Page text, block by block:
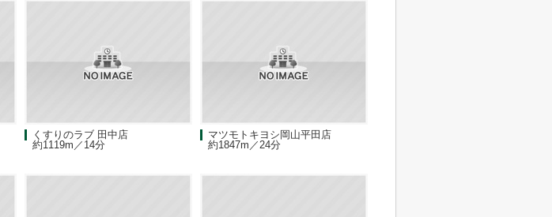
くすりのラブ 田中店
約1119m／14分
マツモトキヨシ岡山平田店
約1847m／24分